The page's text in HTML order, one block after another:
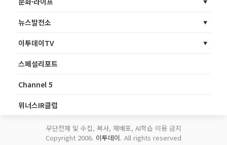
뉴스발전소
이투데이TV
스페셜리포트
Channel 5
위너스IR클럽
무단전재 및 수집, 복사, 재배포, AI학습 이용 금지
Copyright 2006. 이투데이. All rights reserved